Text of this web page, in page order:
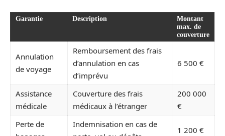
Garantie Description
Montant
max. de
couverture
Annulation
de voyage
Remboursement des frais
d’annulation en cas
d’imprévu
6 500 €
Assistance
médicale
Couverture des frais
médicaux à l’étranger
200 000
€
Perte de
Indemnisation en cas de
1 200 €